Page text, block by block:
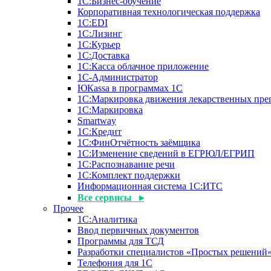
Корпоративная технологическая поддержка
1С:ЕDI
1С:Лизинг
1С:Курьер
1С:Доставка
1С:Касса облачное приложение
1С-Администратор
ЮКаssа в программах 1С
1С:Маркировка движения лекарственных
1С:Маркировка
Smartway
1С:Кредит
1С:ФинОтчётность заёмщика
1С:Изменение сведений в ЕГРЮЛ/ЕГРИП
1С:Распознавание речи
1С:Комплект поддержки
Информационная система 1С:ИТС
Все сервисы ▸
Прочее
1С:Аналитика
Ввод первичных документов
Программы для ТСД
Разработки специалистов «Простых решений»
Телефония для 1С